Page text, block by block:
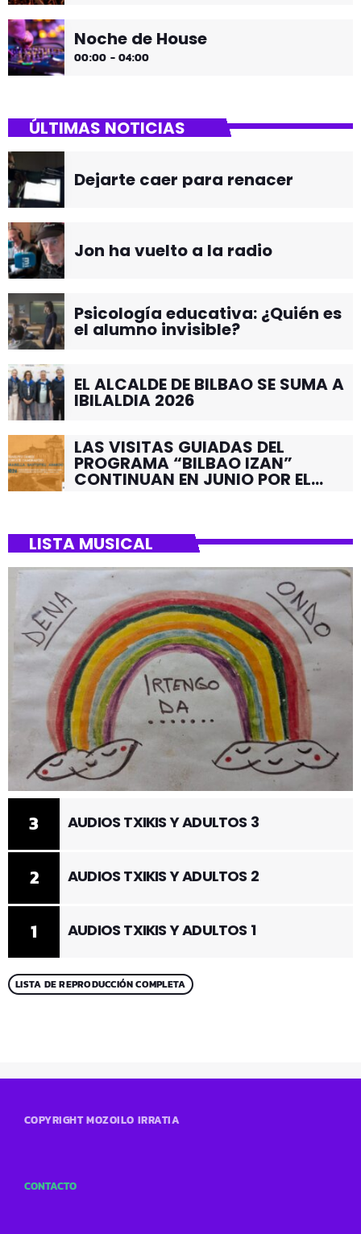
Noche de House
00:00 - 04:00
ÚLTIMAS NOTICIAS
Dejarte caer para renacer
Jon ha vuelto a la radio
Psicología educativa: ¿Quién es
el alumno invisible?
EL ALCALDE DE BILBAO SE SUMA A
IBILALDIA 2026
LAS VISITAS GUIADAS DEL
PROGRAMA “BILBAO IZAN”
CONTINUAN EN JUNIO POR EL
LISTA MUSICAL
1 AUDIOS TXIKIS Y ADULTOS 1
2 AUDIOS TXIKIS Y ADULTOS 2
3 AUDIOS TXIKIS Y ADULTOS 3
LISTA DE REPRODUCCIÓN COMPLETA
COPYRIGHT MOZOILO IRRATIA
CONTACTO